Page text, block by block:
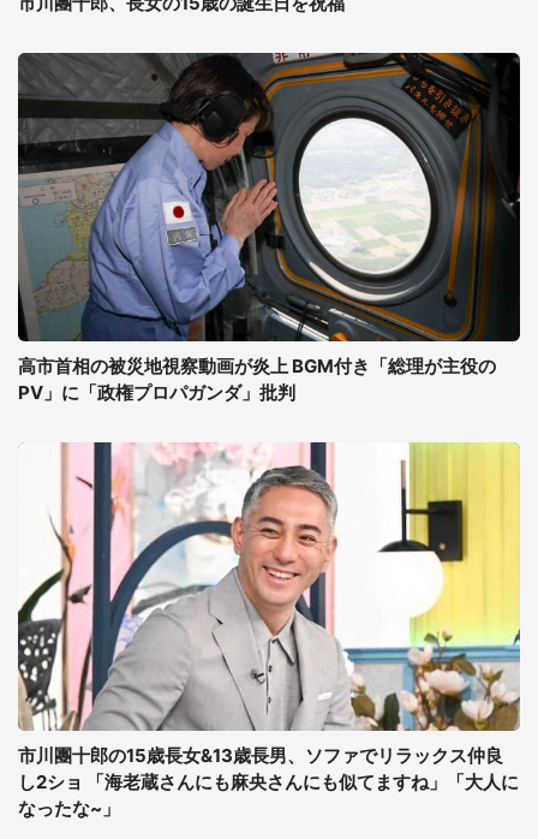
高市首相の被災地視察動画が炎上 BGM付き「総理が主役の
PV」に「政権プロパガンダ」批判
市川團十郎の15歳長女&13歳長男、ソファでリラックス仲良
し2ショ 「海老蔵さんにも麻央さんにも似てますね」「大人に
なったな~」